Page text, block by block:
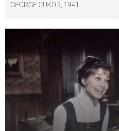
GEORGE CUKOR, 1941.